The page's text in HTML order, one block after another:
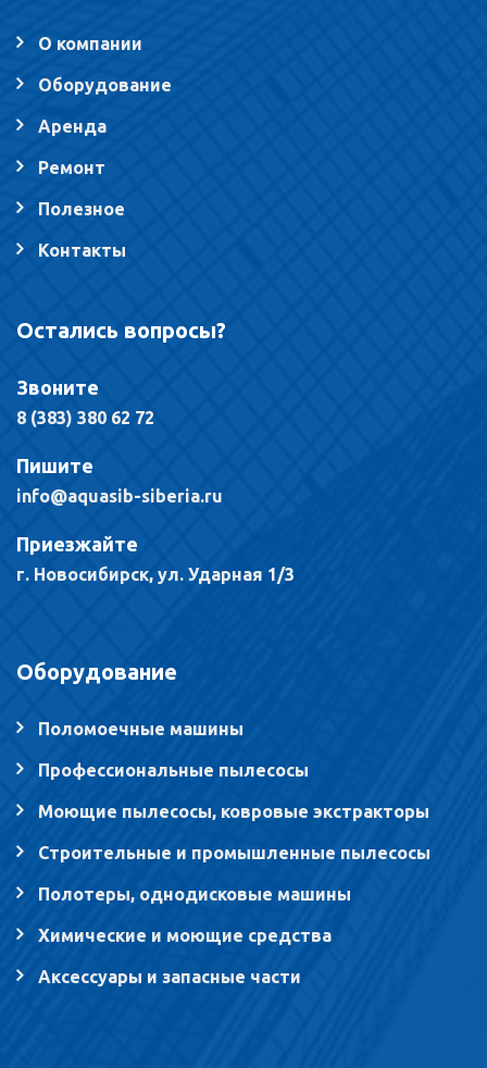
О компании
Оборудование
Аренда
Ремонт
Полезное
Контакты
Остались вопросы?
Звоните
8 (383) 380 62 72
Пишите
info@aquasib-siberia.ru
Приезжайте
г. Новосибирск, ул. Ударная 1/3
Оборудование
Поломоечные машины
Профессиональные пылесосы
Моющие пылесосы, ковровые экстракторы
Строительные и промышленные пылесосы
Полотеры, однодисковые машины
Химические и моющие средства
Аксессуары и запасные части